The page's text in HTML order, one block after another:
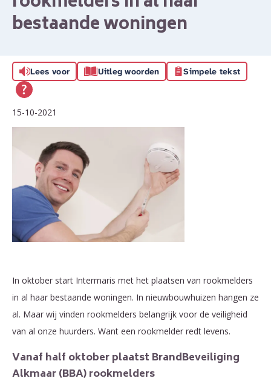
bestaande woningen
Lees voor Uitleg woorden Simpele tekst
15-10-2021
In oktober start Intermaris met het plaatsen van rookmelders
in al haar bestaande woningen. In nieuwbouwhuizen hangen ze
al. Maar wij vinden rookmelders belangrijk voor de veiligheid
van al onze huurders. Want een rookmelder redt levens.
Vanaf half oktober plaatst BrandBeveiliging
Alkmaar (BBA) rookmelders